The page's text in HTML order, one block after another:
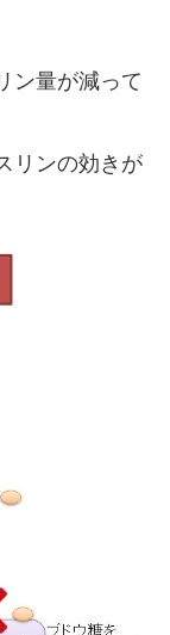
ン量が減って
リンの効きが